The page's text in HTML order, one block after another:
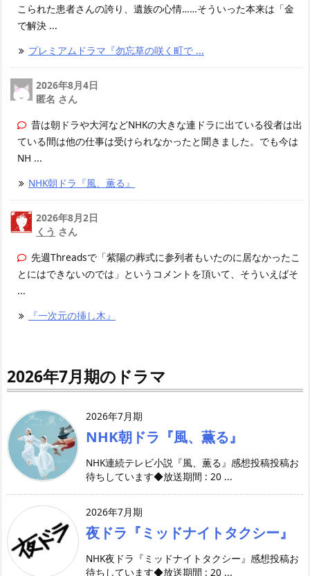
こられた患者さんの誇り、遺族の心情……そういった本来は「金
で解決 ...
プレミアムドラマ『勿忘草の咲く町で ...
2026年8月4日
匿名 さん
昔は朝ドラや大河などNHKの大きな連ドラに出ている役者は出
ている間は他の仕事は受けられなかったと聞きました。でも今は
NH ...
NHK朝ドラ『風、薫る』
2026年8月2日
くう さん
先週Threadsで「紫陽の葬式に参列者もいたのに居なかったこ
とにはできないのでは」というコメントを頂いて、そういえばそ
...
『一次元の挿し木』
2026年7月期のドラマ
2026年7月期
NHK朝ドラ『風、薫る』
NHK連続テレビ小説『風、薫る』感想投稿投稿お
待ちしています◆放送期間 : 20 ...
2026年7月期
夜ドラ『ミッドナイトタクシー』
NHK夜ドラ『ミッドナイトタクシー』感想投稿お
待ちしています◆放送期間 : 20 ...